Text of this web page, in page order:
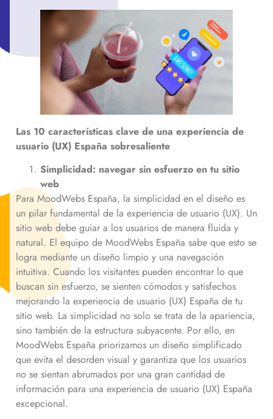
Las 10 características clave de una experiencia de
usuario (UX) España sobresaliente
Simplicidad: navegar sin esfuerzo en tu sitio
web
Para MoodWebs España, la simplicidad en el diseño es
un pilar fundamental de la experiencia de usuario (UX). Un
sitio web debe guiar a los usuarios de manera fluida y
natural. El equipo de MoodWebs España sabe que esto se
logra mediante un diseño limpio y una navegación
intuitiva. Cuando los visitantes pueden encontrar lo que
buscan sin esfuerzo, se sienten cómodos y satisfechos
mejorando la experiencia de usuario (UX) España de tu
sitio web. La simplicidad no solo se trata de la apariencia,
sino también de la estructura subyacente. Por ello, en
MoodWebs España priorizamos un diseño simplificado
que evita el desorden visual y garantiza que los usuarios
no se sientan abrumados por una gran cantidad de
información para una experiencia de usuario (UX) España
excepcional.